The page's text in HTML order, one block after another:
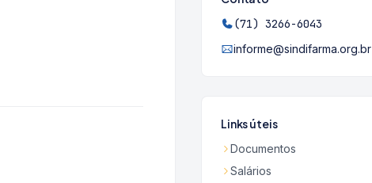
(71) 3266-6043
informe@sindifarma.org.br
Links úteis
Documentos
Salários